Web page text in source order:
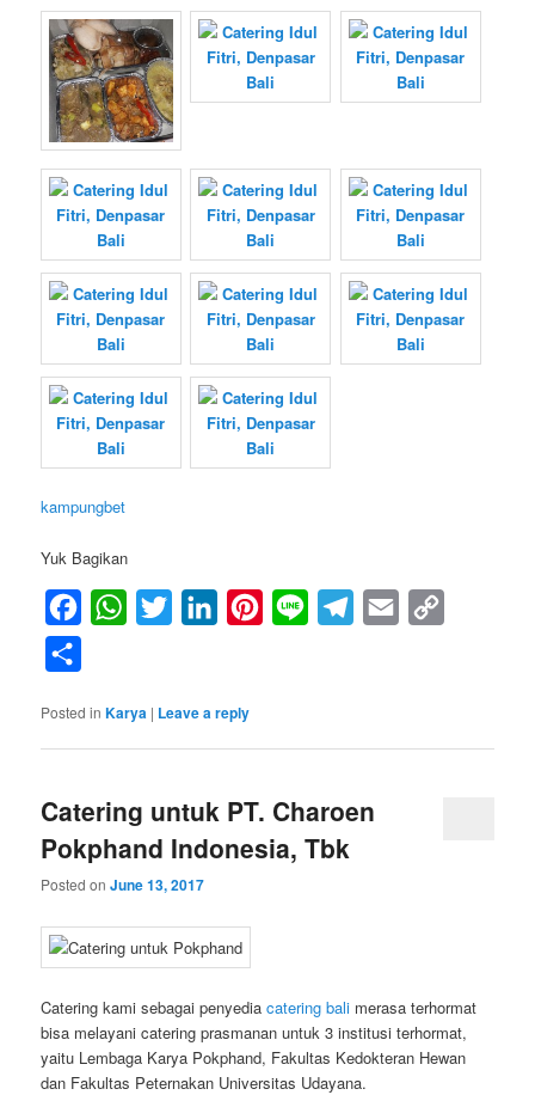
kampungbet
Yuk Bagikan
FacebookWhatsApp
Twitter LinkedInPinterest
Line Telegram
Email
Posted in Karya | Leave a reply
Catering untuk PT. Charoen
Pokphand Indonesia, Tbk
Posted onJune 13, 2017
Catering kami sebagai penyediacatering bali merasa terhormat
bisa melayani catering prasmanan untuk 3 institusi terhormat,
yaitu Lembaga Karya Pokphand, Fakultas Kedokteran Hewan
dan Fakultas Peternakan Universitas Udayana.